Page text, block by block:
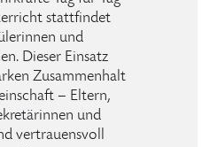
stattfindet
und
Dieser Einsatz
Zusammenhalt
– Eltern,
und
vertrauensvoll